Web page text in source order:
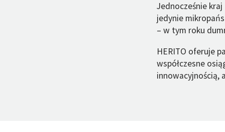
Jednocześnie
jedynie
– w tym roku
HERITO oferuje
współczesne
innowacyjnością,